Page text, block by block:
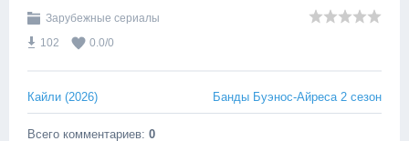
Зарубежные сериалы
102
0.0/0
Кайли (2026) Банды Буэнос-Айреса 2 сезон
Всего комментариев: 0